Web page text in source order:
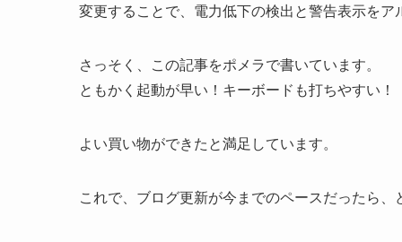
変更することで、電力低下の検出と警告表示を
さっそく、この記事をポメラで書いています。
ともかく起動が早い！キーボードも打ちやすい！
よい買い物ができたと満足しています。
これで、ブログ更新が今までのペースだったら、